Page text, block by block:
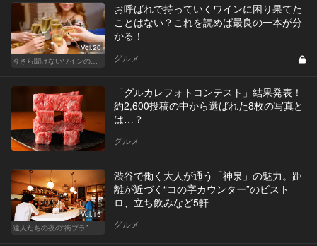
Vol.20
お呼ばれで持っていくワインに困り果てた
ことはない？これを読めば最良の一本が分
かる！
グルメ
「グルカレフォトコンテスト」結果発表！
約2,600投稿の中から選ばれた8枚の写真と
は…？
グルメ
Vol.15
達人たちの夜の“街ブラ”
渋谷で働く大人が通う「神泉」の魅力。距
離が近づく“コの字カウンター”のビスト
ロ、立ち飲みなど5軒
グルメ